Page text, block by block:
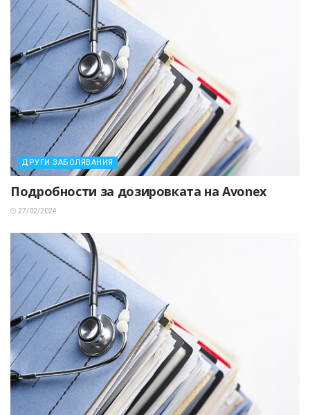
ДРУГИ ЗАБОЛЯВАНИЯ
Подробности за дозировката на Avonex
27/02/2024